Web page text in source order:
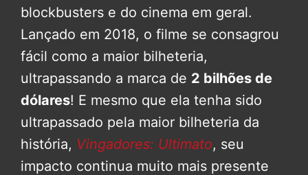
blockbusters e do cinema em geral.
Lançado em 2018, o filme se consagrou
fácil como a maior bilheteria,
ultrapassando a marca de 2 bilhões de
dólares! E mesmo que ela tenha sido
ultrapassado pela maior bilheteria da
história, Vingadores: Ultimato, seu
impacto continua muito mais presente